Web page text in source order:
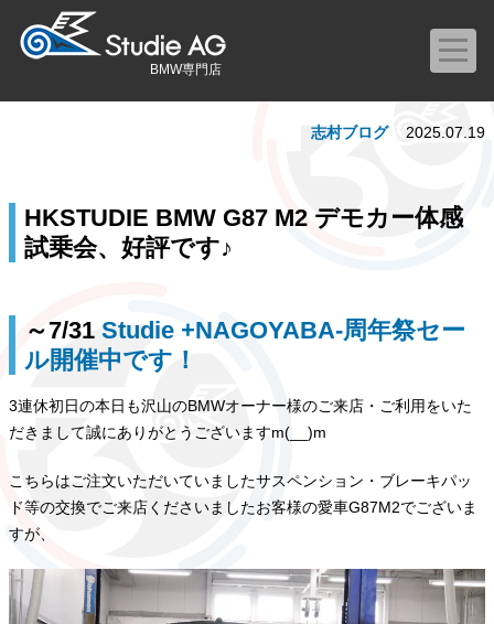
BMW専門店
HKSTUDIE BMW G87 M2 デモカー体感
試乗会、好評です♪
志村ブログ 2025.07.19
～7/31 Studie +NAGOYABA-周年祭セー
ル開催中です ！
3連休初日の本日も沢山のBMWオーナー様のご来店・ご利用をいた
だきまして誠にありがとうございますm(__)m
こちらはご注文いただいていましたサスペンション・ブレーキパッ
ド等の交換でご来店くださいましたお客様の愛車G87M2でございま
すが、